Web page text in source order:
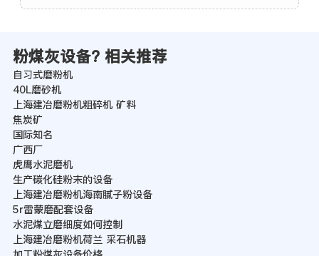
粉煤灰设备? 相关推荐
自习式磨粉机
40L磨砂机
上海建冶磨粉机粗碎机 矿料
焦炭矿
国际知名
广西厂
虎鹰水泥磨机
生产碳化硅粉末的设备
上海建冶磨粉机海南腻子粉设备
5r雷蒙磨配套设备
水泥煤立磨细度如何控制
上海建冶磨粉机荷兰 采石机器